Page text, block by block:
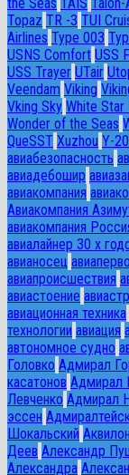
the Seas TAIS Talon-
Topaz TR -3 TUI
Airlines Type 003
USNS Comfort USS
USS Trayer UTair
Veendam Viking
Vking Sky White Star
Wonder of the Seas
QueSST Xuzhou Y-20
авиабезопасность
авиадебошир
авиакомпания
Авиакомпания
авиакомпания
авиалайнер 30 х
авианосец
авиапроисшествия
авиастоение
авиационная техника
технологии авиация
автономное судно
Головко Адмирал
касатонов Адмирал
Левченко Адмирал
эссен
Шокальский Аквилон
Деев Александр
Александра